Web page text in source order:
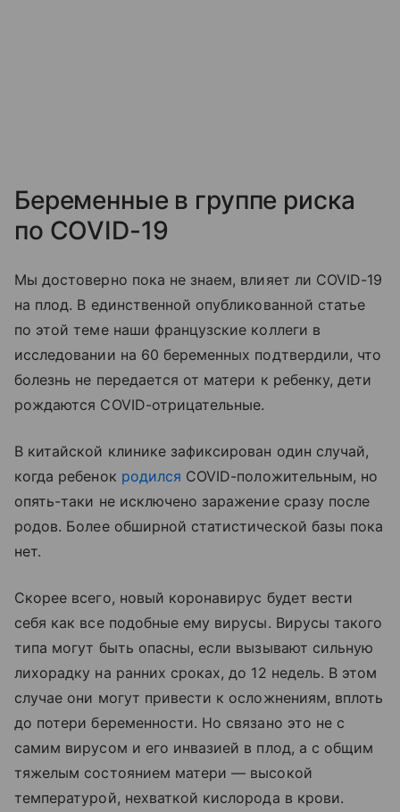
Беременные в группе риска
по COVID-19
Мы достоверно пока не знаем, влияет ли COVID-19
на плод. В единственной опубликованной статье
по этой теме наши французские коллеги в
исследовании на 60 беременных подтвердили, что
болезнь не передается от матери к ребенку, дети
рождаются COVID-отрицательные.
В китайской клинике зафиксирован один случай,
когда ребенок родился COVID-положительным, но
опять-таки не исключено заражение сразу после
родов. Более обширной статистической базы пока
нет.
Скорее всего, новый коронавирус будет вести
себя как все подобные ему вирусы. Вирусы такого
типа могут быть опасны, если вызывают сильную
лихорадку на ранних сроках, до 12 недель. В этом
случае они могут привести к осложнениям, вплоть
до потери беременности. Но связано это не с
самим вирусом и его инвазией в плод, а с общим
тяжелым состоянием матери — высокой
температурой, нехваткой кислорода в крови.